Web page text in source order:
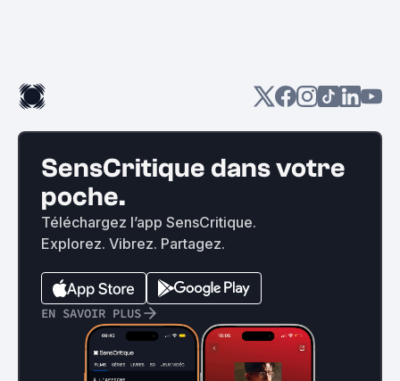
SensCritique dans votre
poche.
Téléchargez l’app SensCritique.
Explorez. Vibrez. Partagez.
EN SAVOIR PLUS